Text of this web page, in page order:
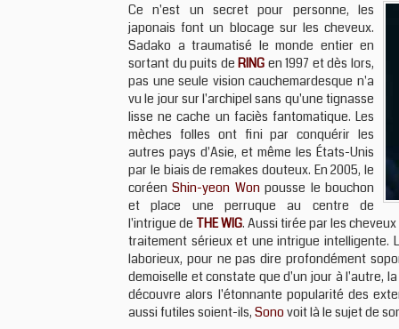
Ce n'est un secret pour personne, les
japonais font un blocage sur les cheveux.
Sadako a traumatisé le monde entier en
sortant du puits deRING en 1997 et dès lors,
pas une seule vision cauchemardesque n'a
vu le jour sur l'archipel sans qu'une tignasse
lisse ne cache un faciès fantomatique. Les
mèches folles ont fini par conquérir les
autres pays d'Asie, et même les États-Unis
par le biais de remakes douteux. En 2005, le
coréenShin-yeon Won pousse le bouchon
et place une perruque au centre de
l'intrigue de THE WIG. Aussi tirée par les
traitement sérieux et une intrigue intelligente.
laborieux, pour ne pas dire profondément
demoiselle et constate que d'un jour à l'autre,
découvre alors l'étonnante popularité des
aussi futiles soient-ils, Sono voit là le sujet de